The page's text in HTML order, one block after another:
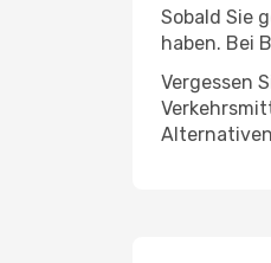
Sobald Sie
haben. Bei
Vergessen